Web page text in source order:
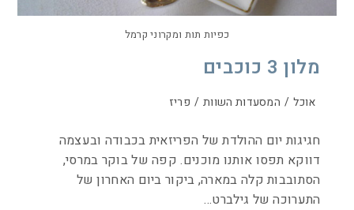
כפיות תות ומקרוני קרמל
מלון 3 כוכבים
אוכל / המסעדות השוות / פריז
חגיגות יום ההולדת של הפריזאית בכבודה ובעצמה
דווקא תפסו אותנו מוכנים. קפה של בוקר במרסי,
הסתובבות קלה במארה, ביקור ביום האחרון של
התערוכה של גילברט…